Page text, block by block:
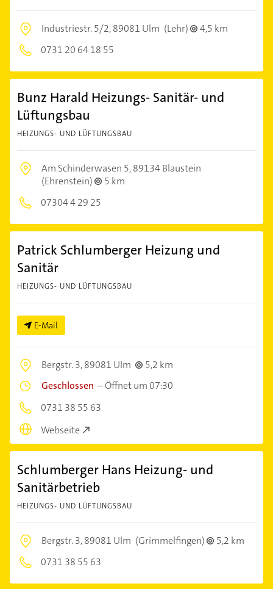
Industriestr. 5/2,89081 Ulm (Lehr)
4,5 km
0731 20 64 18 55
Bunz Harald Heizungs- Sanitär- und
Lüftungsbau
HEIZUNGS- UND LÜFTUNGSBAU
Am Schinderwasen 5,89134 Blaustein
(Ehrenstein)
5 km
07304 4 29 25
Patrick Schlumberger Heizung und
Sanitär
HEIZUNGS- UND LÜFTUNGSBAU
E-Mail
Bergstr. 3,89081 Ulm
5,2 km
Geschlossen –Öffnet um 07:30
0731 38 55 63
Webseite
Schlumberger Hans Heizung- und
Sanitärbetrieb
HEIZUNGS- UND LÜFTUNGSBAU
Bergstr. 3,89081 Ulm (Grimmelfingen)
5,2 km
0731 38 55 63